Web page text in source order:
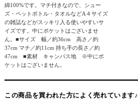
綿100%です。マチ付きなので、シュー
ズ・ペットボトル・タオルなどA４サイズ
の雑誌などがスッキリ入る使いやすいサ
イズです。中にポケットはございませ
ん。■サイズ 幅／約36cm 高さ／約
37cm マチ／約11cm 持ち手の長さ／約
47cm ■素材 キャンパス地 ※中にポ
ケットはございません。
この商品を買われた方によく売れています♪